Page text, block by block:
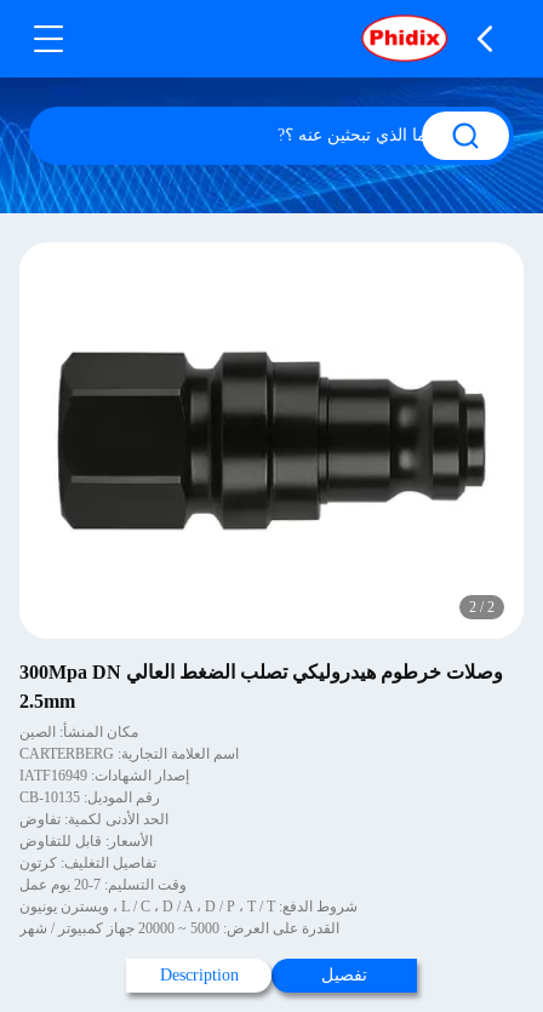
2 / 2
وصلات خرطوم هيدروليكي تصلب الضغط العالي 300Mpa DN
2.5mm
مكان المنشأ: الصين
اسم العلامة التجارية: CARTERBERG
إصدار الشهادات: IATF16949
رقم الموديل: CB-10135
الحد الأدنى لكمية: تفاوض
الأسعار: قابل للتفاوض
تفاصيل التغليف: كرتون
وقت التسليم: 7-20 يوم عمل
شروط الدفع: L / C ، D / A ، D / P ، T / T ، ويسترن يونيون
القدرة على العرض: 5000 ~ 20000 جهاز كمبيوتر / شهر
تفصيل Description